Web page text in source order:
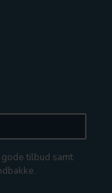
tilbud samt